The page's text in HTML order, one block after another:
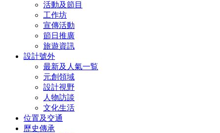
活動及節目
工作坊
宣傳活動
節日推廣
旅遊資訊
設計號外
最新及人氣一覧
元創領域
設計視野
人物訪談
文化生活
位置及交通
歷史傳承